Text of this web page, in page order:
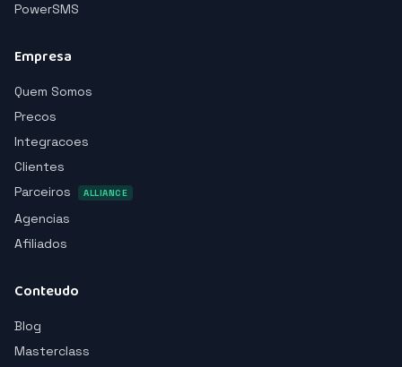
PowerSMS
Empresa
Quem Somos
Precos
Integracoes
Clientes
Parceiros
ALLIANCE
Agencias
Afiliados
Conteudo
Blog
Masterclass